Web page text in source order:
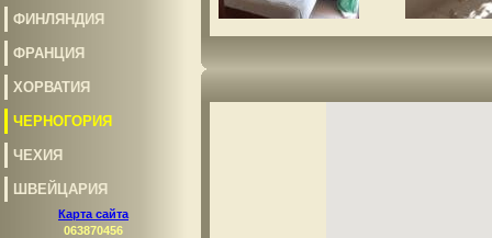
ФИНЛЯНДИЯ
ФРАНЦИЯ
ХОРВАТИЯ
ЧЕРНОГОРИЯ
ЧЕХИЯ
ШВЕЙЦАРИЯ
Карта сайта
063870456